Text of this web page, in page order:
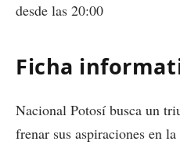
desde las 20:00
Ficha
Nacional Potosí busca un
frenar sus aspiraciones en